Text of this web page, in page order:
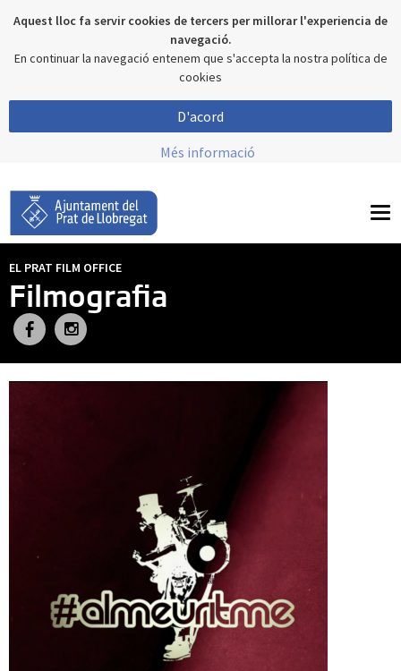
Aquest lloc fa servir cookies de tercers per millorar l'experiencia de
navegació.
En continuar la navegació entenem que s'accepta la nostra política de
cookies
D'acord
Més informació
EL PRAT FILM OFFICE
Filmografia